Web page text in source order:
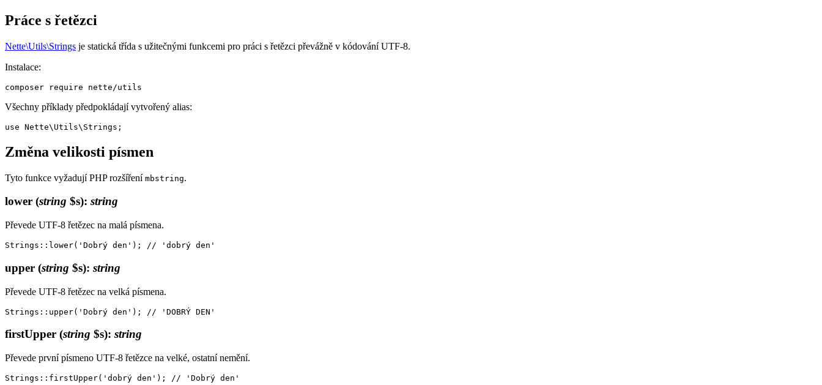
Práce s řetězci
Nette\Utils\Strings je statická třída s užitečnými funkcemi pro práci s řetězci převážně v kódování UTF-8.
Instalace:
Všechny příklady předpokládají vytvořený alias:
Změna velikosti písmen
Tyto funkce vyžadují PHP rozšíření mbstring.
lower (string $s): string
Převede UTF-8 řetězec na malá písmena.
upper (string $s): string
Převede UTF-8 řetězec na velká písmena.
firstUpper (string $s): string
Převede první písmeno UTF-8 řetězce na velké, ostatní nemění.